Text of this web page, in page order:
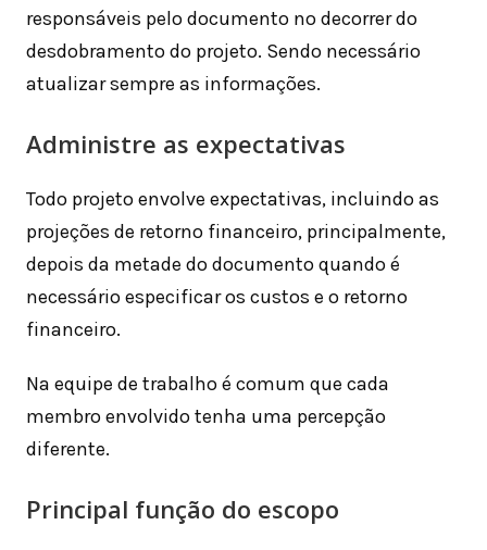
responsáveis pelo documento no decorrer do
desdobramento do projeto. Sendo necessário
atualizar sempre as informações.
Administre as expectativas
Todo projeto envolve expectativas, incluindo as
projeções de retorno financeiro, principalmente,
depois da metade do documento quando é
necessário especificar os custos e o retorno
financeiro.
Na equipe de trabalho é comum que cada
membro envolvido tenha uma percepção
diferente.
Principal função do escopo